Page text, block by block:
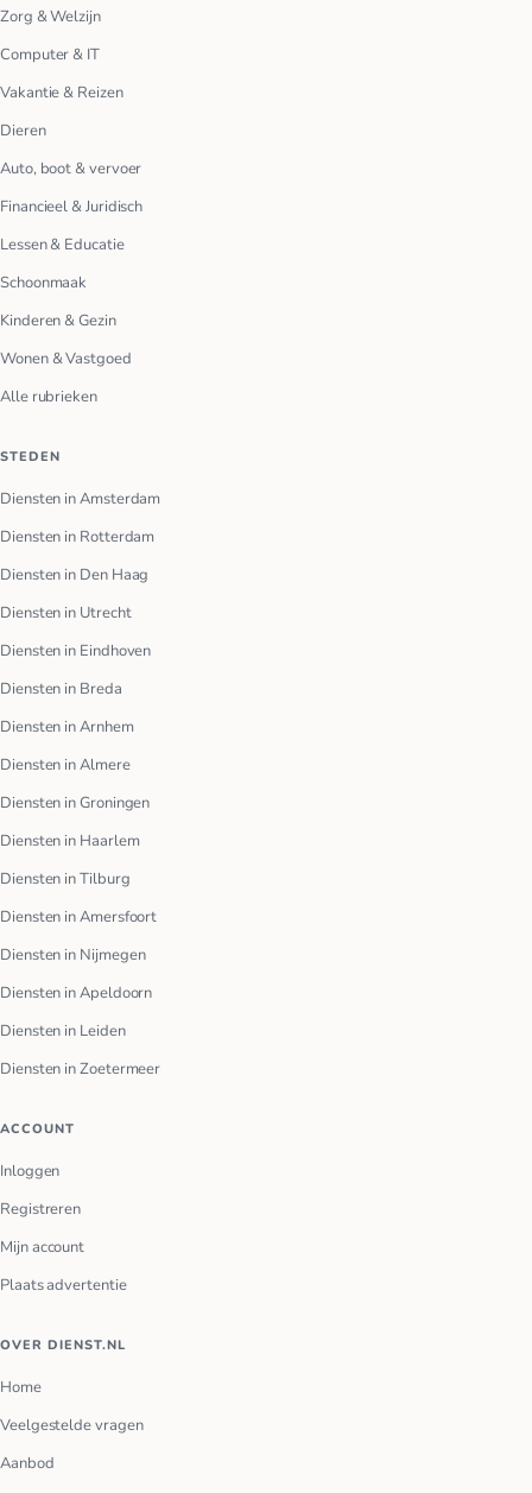
Zorg & Welzijn
Computer & IT
Vakantie & Reizen
Dieren
Auto, boot & vervoer
Financieel & Juridisch
Lessen & Educatie
Schoonmaak
Kinderen & Gezin
Wonen & Vastgoed
Alle rubrieken
STEDEN
Diensten in Amsterdam
Diensten in Rotterdam
Diensten in Den Haag
Diensten in Utrecht
Diensten in Eindhoven
Diensten in Breda
Diensten in Arnhem
Diensten in Almere
Diensten in Groningen
Diensten in Haarlem
Diensten in Tilburg
Diensten in Amersfoort
Diensten in Nijmegen
Diensten in Apeldoorn
Diensten in Leiden
Diensten in Zoetermeer
ACCOUNT
Inloggen
Registreren
Mijn account
Plaats advertentie
OVER DIENST.NL
Home
Veelgestelde vragen
Aanbod